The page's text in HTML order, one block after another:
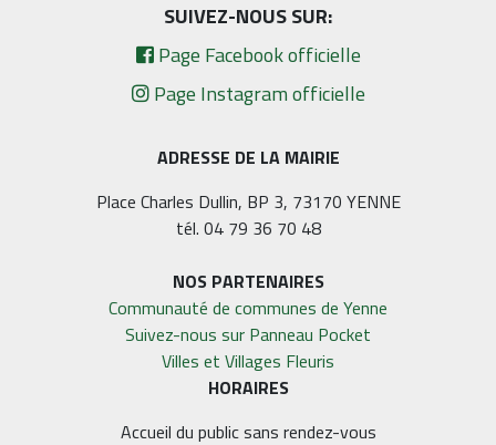
ADRESSE DE LA MAIRIE
Place Charles Dullin, BP 3, 73170 YENNE
tél. 04 79 36 70 48
NOS PARTENAIRES
Communauté de communes de Yenne
Suivez-nous sur Panneau Pocket
Villes et Villages Fleuris
SUIVEZ-NOUS SUR:
Page Facebook officielle
Page Instagram officielle
HORAIRES
Accueil du public sans rendez-vous